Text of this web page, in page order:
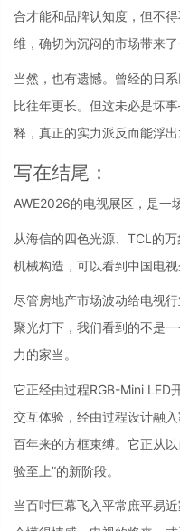
合才能和品牌认知度，但不
维，确切为沉闷的市场带来了
当然，也有遗憾。曾经的日
比往年更长。但这未必是坏
释，真正的实力派反而能浮出
写在结尾：
AWE2026的电视展区，是一
从海信的四色光源、TCL的
机械构造，可以看到中国电
尽管房地产市场波动给电视
聚光灯下，我们看到的不是
力的家当。
它正经由过程RGB-Mini LED
交互体验，经由过程设计融
百年来的方框束缚。它正从
验至上”的新阶段。
当百吋巨幕飞入平常庶平易